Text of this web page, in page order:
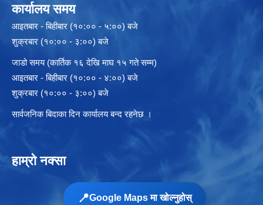
कार्यालय समय
आइतबार - बिहीबार (१०:०० - ५:००) बजे
शुक्रबार (१०:०० - ३:००) बजे
जाडो समय (कार्तिक १६ देखि माघ १५ गते सम्म)
आइतबार - बिहीबार (१०:०० - ४:००) बजे
शुक्रबार (१०:०० - ३:००) बजे
सार्वजनिक बिदाका दिन कार्यालय बन्द रहनेछ ।
हाम्रो नक्सा
📍Google Maps मा खोल्नुहोस्